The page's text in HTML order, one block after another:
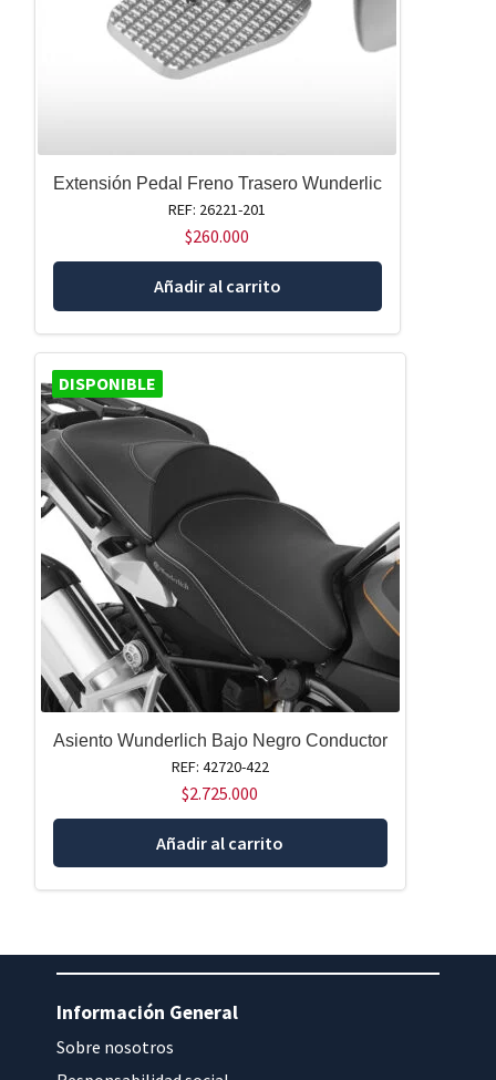
Extensión Pedal Freno Trasero Wunderlic
REF: 26221-201
$260.000
Añadir al carrito
DISPONIBLE
Asiento Wunderlich Bajo Negro Conductor
REF: 42720-422
$2.725.000
Añadir al carrito
Información General
Sobre nosotros